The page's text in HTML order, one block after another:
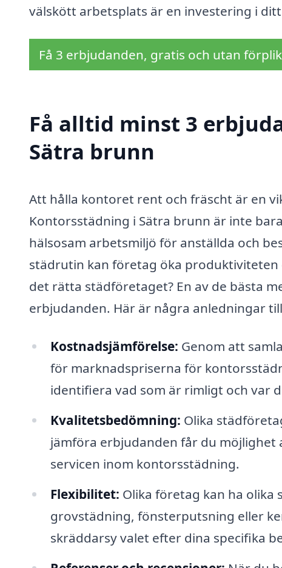
välskött arbetsplats är en investering i
Få 3 erbjudanden, gratis och utan
Få alltid minst 3
Sätra brunn
Att hålla kontoret rent och fräscht är en
Kontorsstädning i Sätra brunn är inte
hälsosam arbetsmiljö för anställda och
städrutin kan företag öka
det rätta städföretaget? En av de bästa
erbjudanden. Här är några anledningar
Kostnadsjämförelse: Genom att
för marknadspriserna för
identifiera vad som är rimligt och var
Kvalitetsbedömning: Olika
jämföra erbjudanden får du möjlighet
servicen inom kontorsstädning.
Flexibilitet: Olika företag kan ha olika
grovstädning, fönsterputsning eller
skräddarsy valet efter dina specifika